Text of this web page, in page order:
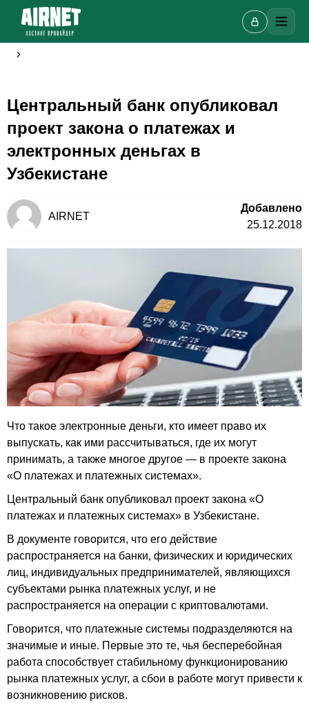
Центральный банк опубликовал
проект закона о платежах и
электронных деньгах в
Узбекистане
AIRNET
Добавлено
25.12.2018
Что такое электронные деньги, кто имеет право их
выпускать, как ими рассчитываться, где их могут
принимать, а также многое другое — в проекте закона
«О платежах и платежных системах».
Центральный банк опубликовал проект закона «О
платежах и платежных системах» в Узбекистане.
В документе говорится, что его действие
распространяется на банки, физических и юридических
лиц, индивидуальных предпринимателей, являющихся
субъектами рынка платежных услуг, и не
распространяется на операции с криптовалютами.
Говорится, что платежные системы подразделяются на
значимые и иные. Первые это те, чья бесперебойная
работа способствует стабильному функционированию
рынка платежных услуг, а сбои в работе могут привести к
возникновению рисков.
A
Онлайн-чат
Онлайн · отвечаем за несколько минут
Ваше имя